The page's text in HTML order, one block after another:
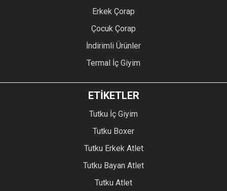
Erkek Çorap
Çocuk Çorap
İndirimli Ürünler
Termal İç Giyim
ETİKETLER
Tutku İç Giyim
Tutku Boxer
Tutku Erkek Atlet
Tutku Bayan Atlet
Tutku Atlet